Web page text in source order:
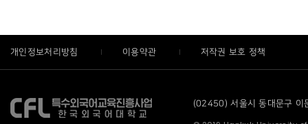
개인정보처리방침 이용약관 저작권 보호 정책
(02450) 서울시 동대문구